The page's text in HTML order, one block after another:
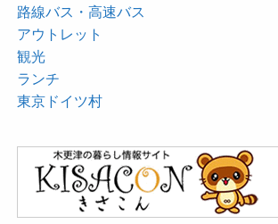
路線バス・高速バス
アウトレット
観光
ランチ
東京ドイツ村